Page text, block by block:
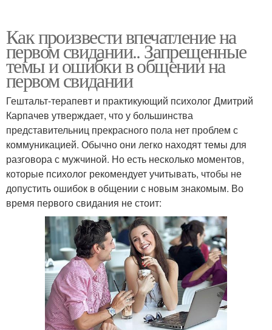
Как произвести впечатление на
первом свидании.. Запрещенные
темы и ошибки в общении на
первом свидании
Гештальт-терапевт и практикующий психолог Дмитрий
Карпачев утверждает, что у большинства
представительниц прекрасного пола нет проблем с
коммуникацией. Обычно они легко находят темы для
разговора с мужчиной. Но есть несколько моментов,
которые психолог рекомендует учитывать, чтобы не
допустить ошибок в общении с новым знакомым. Во
время первого свидания не стоит: